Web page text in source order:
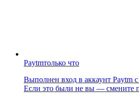
Paytmтолько что
Выполнен вход в аккаунт Paytm с
Если это были не вы — смените